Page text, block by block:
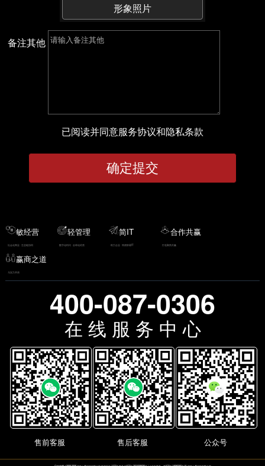
形象照片
备注其他
已阅读并同意服务协议和隐私条款
敏经营
社会化商业 · 生态链协同
轻管理
数字化时代 · 全球化经营
简IT
助力企业 · 简便部署IT
合作共赢
打造聚势共赢
赢商之道
与实力并肩
400-087-0306
在 线 服 务 中 心
售前客服 售后客服 公众号